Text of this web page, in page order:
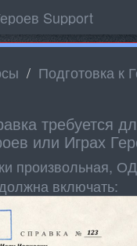
Support
Подготовка к
требуется
или Играх
произвольная,
включать: